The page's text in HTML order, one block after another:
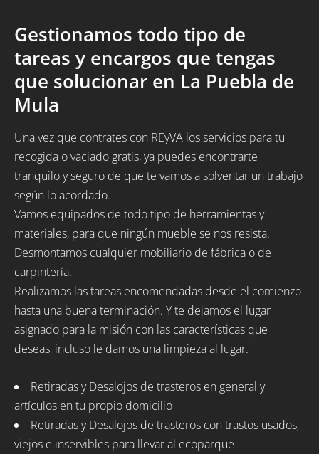
Gestionamos todo tipo de
tareas y encargos que tengas
que solucionar en La Puebla de
Mula
Una vez que contrates con REyVA los servicios para tu
recogida o vaciado gratis, ya puedes encontrarte
tranquilo y seguro de que te vamos a solventar un trabajo
según lo acordado.
Vamos equipados de todo tipo de herramientas y
materiales, para que ningún mueble se nos resista.
Desmontamos cualquier mobiliario de fábrica o de
carpintería.
Realizamos las tareas encomendadas desde el comienzo
hasta una buena terminación. Y te dejamos el lugar
asignado para la misión con las características que
deseas, incluso le damos una limpieza al lugar.
Retiradas y Desalojos de trasteros en general y
artículos en tu propio domicilio
Retiradas y Desalojos de trasteros con trastos usados,
viejos e inservibles para llevar al ecoparque